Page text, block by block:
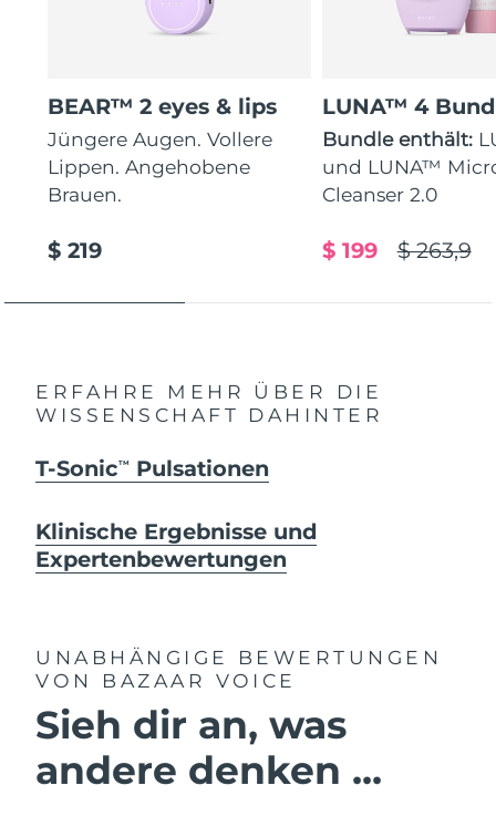
BEAR™ 2 eyes & lips
Jüngere Augen. Vollere
Lippen. Angehobene
Brauen.
$ 219
LUNA™ 4
Bundle enthält:
und LUNA™
Cleanser 2.0
$ 263,9
$ 199
ERFAHRE MEHR ÜBER DIE
WISSENSCHAFT DAHINTER
T-SonicTM Pulsationen
Klinische Ergebnisse und
Expertenbewertungen
UNABHÄNGIGE BEWERTUNGEN
VON BAZAAR VOICE
Sieh dir an, was
andere denken ...